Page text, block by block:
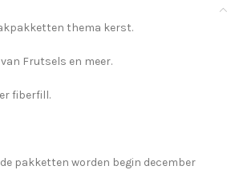
thema kerst.
van Frutsels en meer.
fiberfill.
pakketten worden begin december